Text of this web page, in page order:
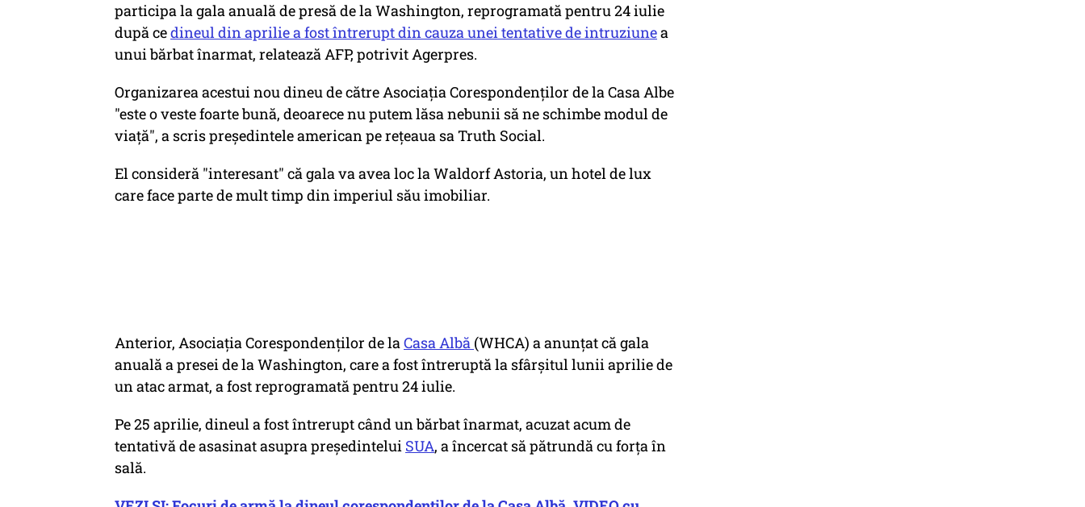
participa la gala anuală de presă de la Washington, reprogramată pentru 24 iulie
după cedineul din aprilie a fost întrerupt din cauza unei tentative de intruziunea
unui bărbat înarmat, relatează AFP, potrivit Agerpres.
Organizarea acestui nou dineu de către Asociaţia Corespondenţilor de la Casa Albe
"este o veste foarte bună, deoarece nu putem lăsa nebunii să ne schimbe modul de
viaţă", a scris preşedintele american pe reţeaua sa Truth Social.
El consideră "interesant" că gala va avea loc la Waldorf Astoria, un hotel de lux
care face parte de mult timp din imperiul său imobiliar.
Anterior, Asociaţia Corespondenţilor de laCasa Albă (WHCA) a anunţat că gala
anuală a presei de la Washington, care a fost întreruptă la sfârşitul lunii aprilie de
un atac armat, a fost reprogramată pentru 24 iulie.
Pe 25 aprilie, dineul a fost întrerupt când un bărbat înarmat, acuzat acum de
tentativă de asasinat asupra preşedintelui SUA, a încercat să pătrundă cu forţa în
sală.